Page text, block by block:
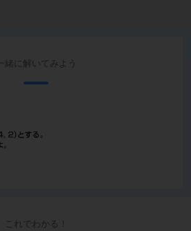
一緒に解いてみよう
これでわかる！